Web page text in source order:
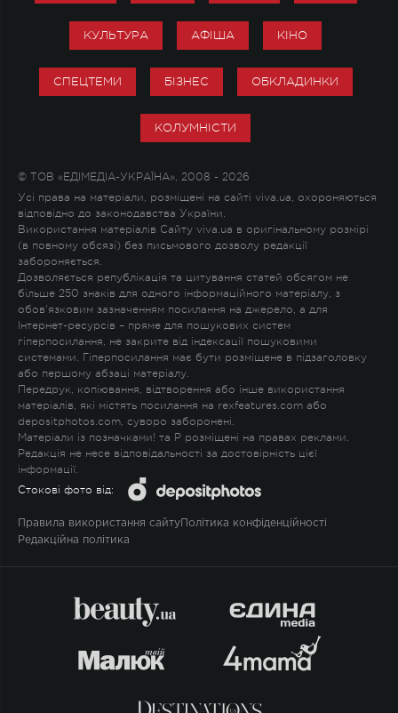
КУЛЬТУРА АФІША КІНО
СПЕЦТЕМИ БІЗНЕС ОБКЛАДИНКИ
КОЛУМНІСТИ
© ТОВ «ЕДІМЕДІА-УКРАЇНА», 2008 - 2026
Усі права на матеріали, розміщені на сайті viva.ua, охороняються
відповідно до законодавства України.
Використання матеріалів Сайту viva.ua в оригінальному розмірі
(в повному обсязі) без письмового дозволу редакції
забороняється.
Дозволяється републікація та цитування статей обсягом не
більше 250 знаків для одного інформаційного матеріалу, з
обов'язковим зазначенням посилання на джерело, а для
Інтернет-ресурсів – пряме для пошукових систем
гіперпосилання, не закрите від індексації пошуковими
системами. Гіперпосилання має бути розміщене в підзаголовку
або першому абзаці матеріалу.
Передрук, копіювання, відтворення або інше використання
матеріалів, які містять посилання на rexfeatures.com або
depositphotos.com, суворо заборонені.
Матеріали із позначками! та P розміщені на правах реклами.
Редакція не несе відповідальності за достовірність цієї
інформації.
Стокові фото від:
Правила використання сайту Політика конфіденційності
Редакційна політика